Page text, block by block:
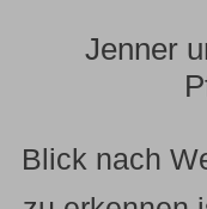
Jenner
Blick nach